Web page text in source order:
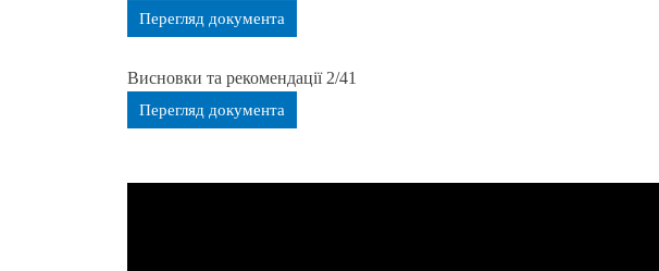
Перегляд документа
Висновки та рекомендації 2/41
Перегляд документа